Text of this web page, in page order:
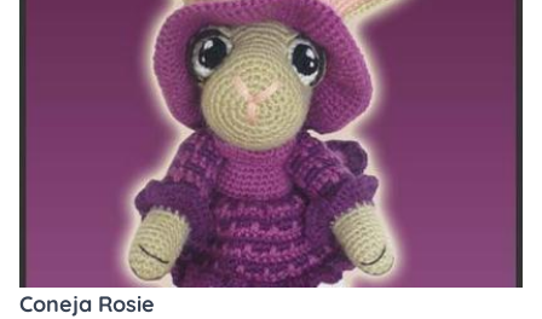
Coneja Rosie